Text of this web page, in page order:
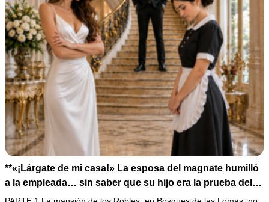
**«¡Lárgate de mi casa!» La esposa del magnate humilló
a la empleada… sin saber que su hijo era la prueba del
secreto que todos habían enterrado*